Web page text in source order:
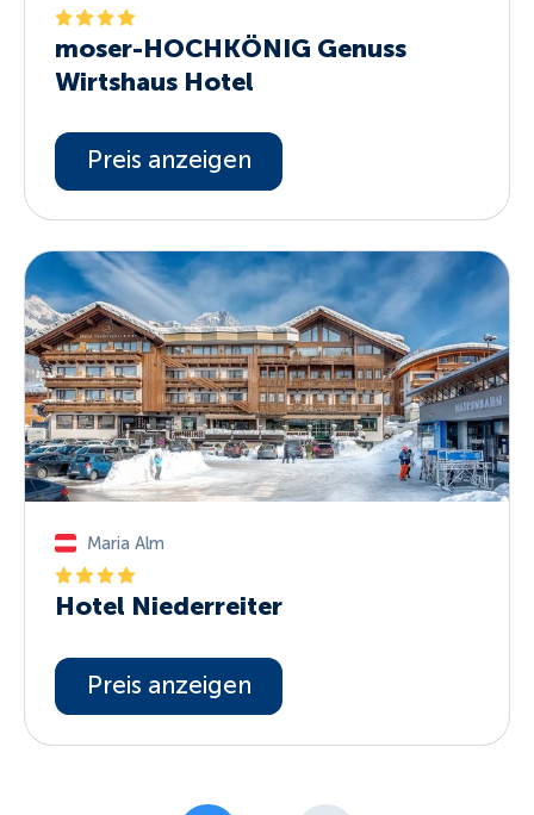
moser-HOCHKÖNIG Genuss
Wirtshaus Hotel
Preis anzeigen
Maria Alm
Hotel Niederreiter
Preis anzeigen